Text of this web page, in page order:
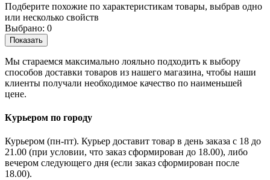
Подберите похожие по характеристикам товары, выбрав одно
или несколько свойств
Выбрано: 0
Показать
Мы стараемся максимально лояльно подходить к выбору
способов доставки товаров из нашего магазина, чтобы наши
клиенты получали необходимое качество по наименьшей
цене.
Курьером по городу
Курьером (пн-пт). Курьер доставит товар в день заказа с 18 до
21.00 (при условии, что заказ сформирован до 18.00), либо
вечером следующего дня (если заказ сформирован после
18.00).